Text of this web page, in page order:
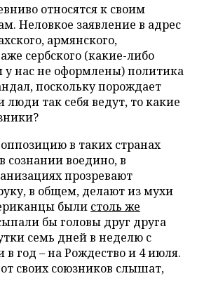
относятся к своим
Неловкое заявление в адрес
армянского,
сербского (какие-либо
у нас не оформлены) политика
поскольку порождает
люди так себя ведут, то какие
в таких странах
сознании воедино, в
прозревают
в общем, делают из мухи
были столь же
бы головы друг друга
семь дней в неделю с
год – на Рождество и 4 июля.
своих союзников слышат,